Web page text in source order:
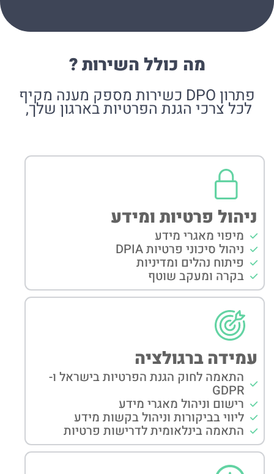
מה כולל השירות ?
פתרון DPO כשירות מספק מענה מקיף
לכל צרכי הגנת הפרטיות בארגון שלך,
ניהול פרטיות ומידע
מיפוי מאגרי מידע
ניהול סיכוני פרטיות DPIA
פיתוח נהלים ומדיניות
בקרה ומעקב שוטף
עמידה ברגולציה
התאמה לחוק הגנת הפרטיות בישראל ו-
GDPR
רישום וניהול מאגרי מידע
ליווי בביקורות וניהול בקשות מידע
התאמה בינלאומית לדרישות פרטיות